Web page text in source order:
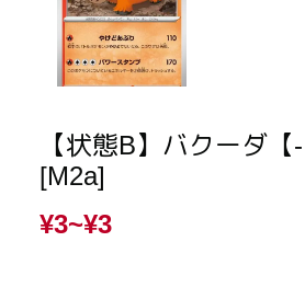
【状態B】バクーダ
[M2a]
¥3~¥3